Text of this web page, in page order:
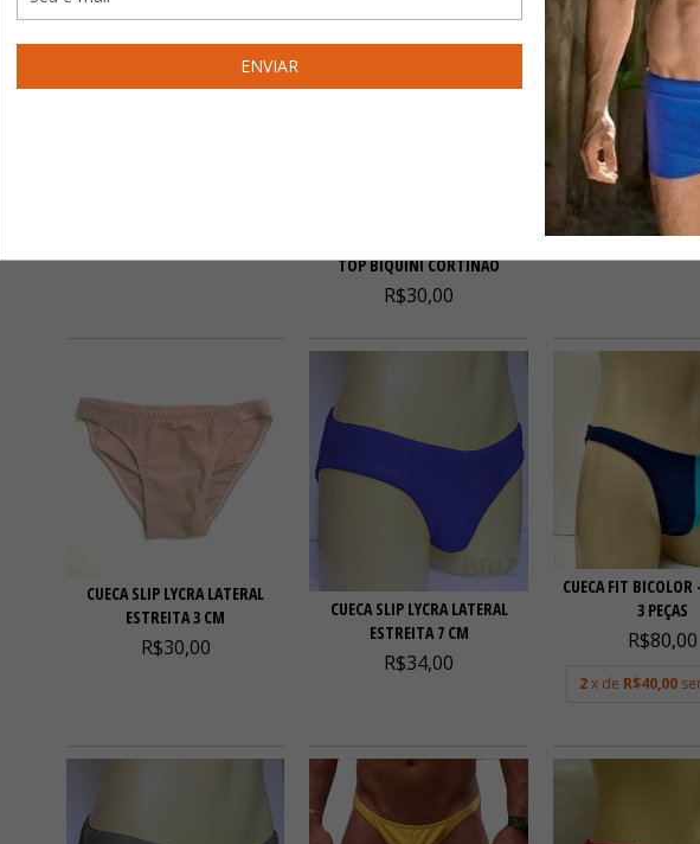
TOP BIQUINI CORTINÃO
R$30,00
CUECA FIT
R$30,00
CUECA SLIP LYCRA LATERAL
ESTREITA 3 CM
R$30,00
CUECA SLIP LYCRA LATERAL
ESTREITA 7 CM
R$34,00
CUECA FIT
3 PEÇAS
R$80,00
2 x de R$40,00